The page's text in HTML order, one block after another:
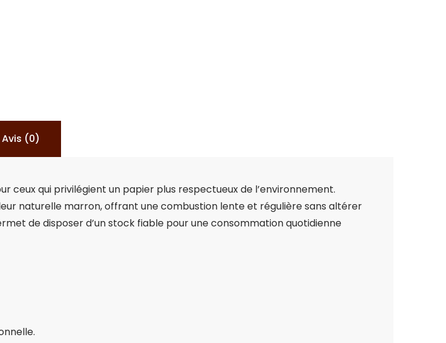
Avis (0)
ceux qui privilégient un papier plus respectueux de l’environnement.
naturelle marron, offrant une combustion lente et régulière sans altérer
de disposer d’un stock fiable pour une consommation quotidienne